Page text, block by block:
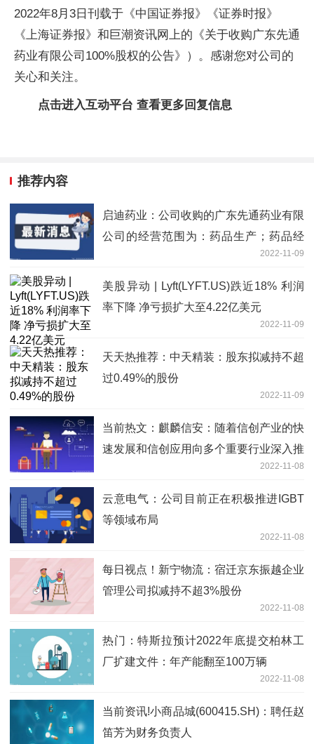
2022年8月3日刊载于《中国证券报》《证券时报》
《上海证券报》和巨潮资讯网上的《关于收购广东先通
药业有限公司100%股权的公告》）。感谢您对公司的
关心和关注。
点击进入互动平台 查看更多回复信息
推荐内容
启迪药业：公司收购的广东先通药业有限
公司的经营范围为：药品生产；药品经
营；销售：第一类医疗器械、化妆品、牙
膏；食品零售、批发等业务
2022-11-09
美股异动 | Lyft(LYFT.US)跌近18% 利润
率下降 净亏损扩大至4.22亿美元
2022-11-09
天天热推荐：中天精装：股东拟减持不超
过0.49%的股份
2022-11-09
当前热文：麒麟信安：随着信创产业的快
速发展和信创应用向多个重要行业深入推
进，下游客户对公司操作系统、云桌面系
统等产品的需求将有望增长
2022-11-08
云意电气：公司目前正在积极推进IGBT
等领域布局
2022-11-08
每日视点！新宁物流：宿迁京东振越企业
管理公司拟减持不超3%股份
2022-11-08
热门：特斯拉预计2022年底提交柏林工
厂扩建文件：年产能翻至100万辆
2022-11-08
当前资讯!小商品城(600415.SH)：聘任赵
笛芳为财务负责人